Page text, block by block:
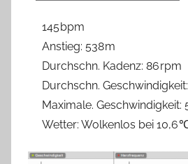
145 bpm
Anstieg: 538 m
Durchschn. Kadenz: 86 rpm
Durchschn.
Maximale. Geschwindigkeit:
Wetter: Wolkenlos bei 10,6